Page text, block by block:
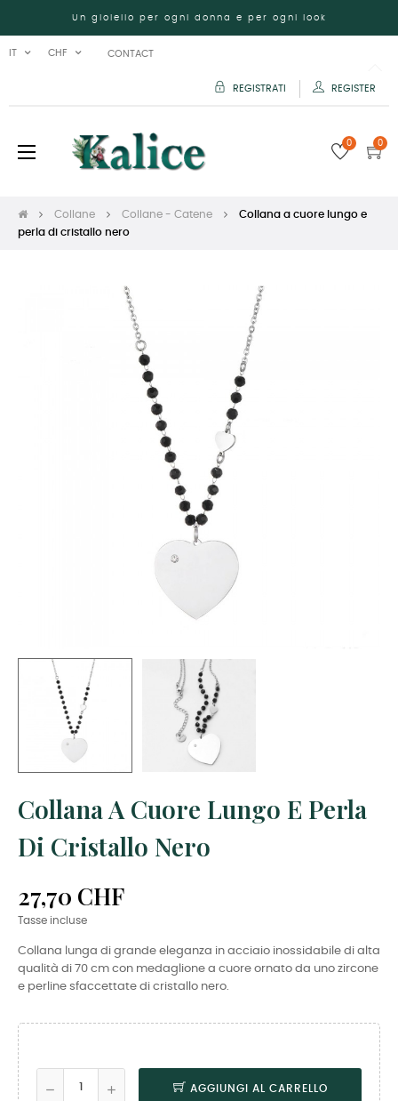
Un gioiello per ogni donna e per ogni look
IT CHF CONTACT
REGISTRATI REGISTER
navigazione
☰ 0 0
Collane Collane - Catene
Collana a cuore lungo e
perla di cristallo nero
Collana A Cuore Lungo E Perla
Di Cristallo Nero
27,70 CHF
Tasse incluse
Collana lunga di grande eleganza in acciaio inossidabile di alta
qualità di 70 cm con medaglione a cuore ornato da uno zircone
e perline sfaccettate di cristallo nero.
AGGIUNGI AL CARRELLO